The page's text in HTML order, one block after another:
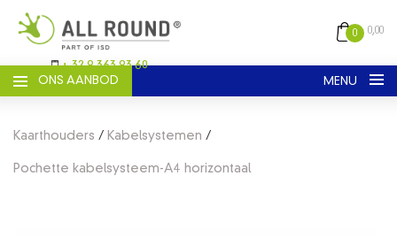
+ 32 9 363 93 60
0 0,00
ONS AANBOD MENU
Nederlands
REGISTREER
Kaarthouders / Kabelsystemen /
Pochette kabelsysteem-A4 horizontaal